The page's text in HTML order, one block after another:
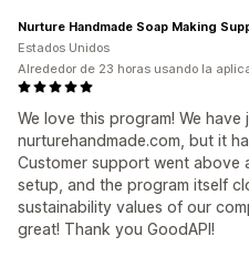
We love this program! We
nurturehandmade.com, but it
Customer support went above
setup, and the program itself
sustainability values of our
great! Thank you GoodAPI!
Nurture Handmade Soap Making
Estados Unidos
Alrededor de 23 horas usando la